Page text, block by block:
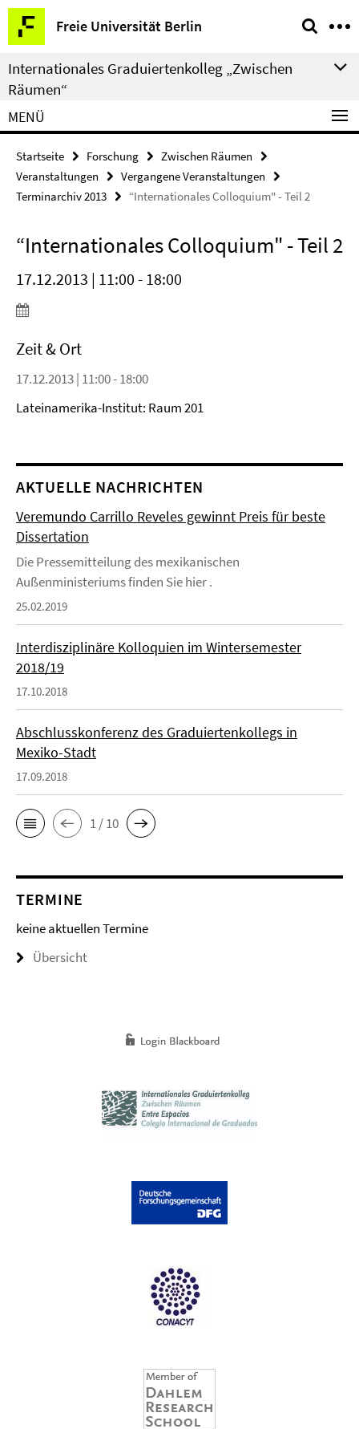
Springe
direkt
zu
Inhalt
Freie Universität Berlin
Service-
Navigation
Internationales Graduiertenkolleg „Zwischen
Räumen“
MENÜ
Startseite Forschung
Zwischen Räumen
Veranstaltungen
Vergangene Veranstaltungen
Terminarchiv 2013
“Internationales Colloquium" - Teil 2
“Internationales Colloquium" - Teil 2
17.12.2013 | 11:00 - 18:00
Zeit & Ort
17.12.2013 | 11:00 - 18:00
Lateinamerika-Institut: Raum 201
AKTUELLE NACHRICHTEN
Veremundo Carrillo Reveles gewinnt Preis für beste
Dissertation
Die Pressemitteilung des mexikanischen
Außenministeriums finden Sie hier .
25.02.2019
Interdisziplinäre Kolloquien im Wintersemester
2018/19
17.10.2018
Abschlusskonferenz des Graduiertenkollegs in
Mexiko-Stadt
17.09.2018
1 / 10
TERMINE
keine aktuellen Termine
Übersicht